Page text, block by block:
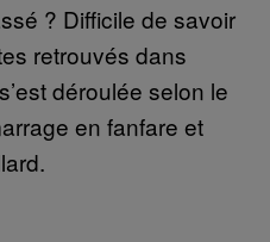
? Difficile de savoir
retrouvés dans
déroulée selon le
en fanfare et